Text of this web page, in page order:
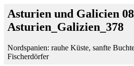
Asturien und Galicien
Asturien_Galizien_378
Nordspanien: rauhe Küste, sanfte
Fischerdörfer